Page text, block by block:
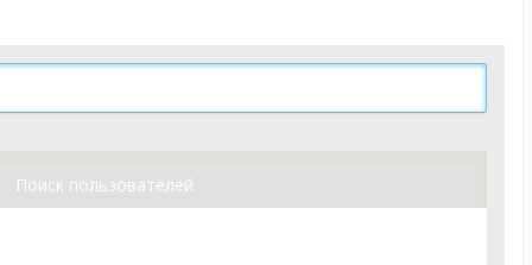
Поиск пользователей